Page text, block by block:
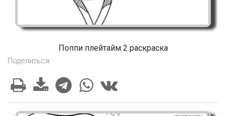
Поппи плейтайм 2 раскраска
Поделиться: